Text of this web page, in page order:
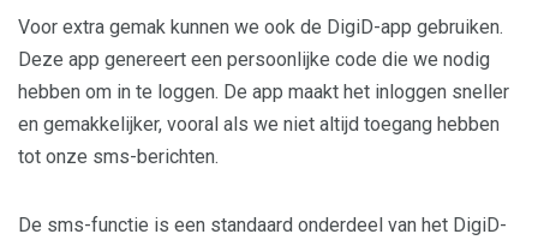
Voor extra gemak kunnen we ook de DigiD-app gebruiken.
Deze app genereert een persoonlijke code die we nodig
hebben om in te loggen. De app maakt het inloggen sneller
en gemakkelijker, vooral als we niet altijd toegang hebben
tot onze sms-berichten.
De sms-functie is een standaard onderdeel van het DigiD-